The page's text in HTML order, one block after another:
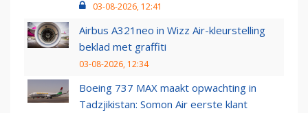
03-08-2026, 12:41
Airbus A321neo in Wizz Air-kleurstelling
beklad met graffiti
03-08-2026, 12:34
Boeing 737 MAX maakt opwachting in
Tadzjikistan: Somon Air eerste klant